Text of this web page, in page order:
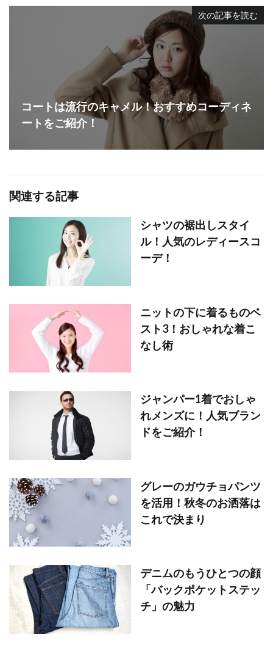
次の記事を読む
コートは流行のキャメル！おすすめコーディネ
ートをご紹介！
関連する記事
シャツの裾出しスタイ
ル！人気のレディースコ
ーデ！
ニットの下に着るものベ
スト3！おしゃれな着こ
なし術
ジャンパー1着でおしゃ
れメンズに！人気ブラン
ドをご紹介！
グレーのガウチョパンツ
を活用！秋冬のお洒落は
これで決まり
デニムのもうひとつの顔
「バックポケットステッ
チ」の魅力